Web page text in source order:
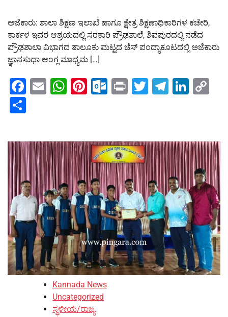
ಅಜೆಕಾರು: ಶಾಲಾ ಶಿಕ್ಷಣ ಇಲಾಖೆ ಹಾಗೂ ಕ್ಷೇತ್ರ ಶಿಕ್ಷಣಾಧಿಕಾರಿಗಳ ಕಚೇರಿ,
ಕಾರ್ಕಳ ಇವರ ಆಶ್ರಯದಲ್ಲಿ ಸರಕಾರಿ ಪ್ರೌಢಶಾಲೆ, ಶಿವಪುರದಲ್ಲಿ ನಡೆದ
ಪ್ರೌಢಶಾಲಾ ವಿಭಾಗದ ತಾಲೂಕು ಮಟ್ಟದ ಚೆಸ್ ಪಂದ್ಯಾಕೂಟದಲ್ಲಿ ಅಜೆಕಾರು
ಜ್ಞಾನಸುಧಾ ಆಂಗ್ಲ ಮಾಧ್ಯಮ […]
Facebook
EmailWhatsApp
Pinterest
Outlook.com
PrintTwitter
Kannada News
Uncategorized
ಸ್ಥಳೀಯ/ರಾಜ್ಯ